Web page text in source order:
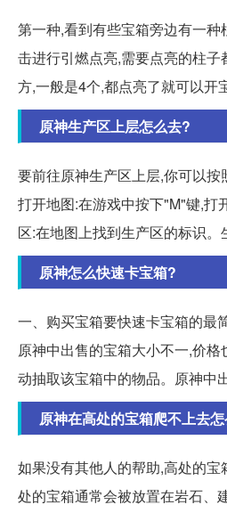
第一种,看到有些宝箱旁边有一
击进行引燃点亮,需要点亮的柱
方,一般是4个,都点亮了就可以开
原神生产区上层怎么去?
要前往原神生产区上层,你可以按
打开地图:在游戏中按下"M"键,打
区:在地图上找到生产区的标识。
原神怎么快速卡宝箱?
一、购买宝箱要快速卡宝箱的最
原神中出售的宝箱大小不一,价
动抽取该宝箱中的物品。原神中
原神在高处的宝箱爬不上去
如果没有其他人的帮助,高处的
处的宝箱通常会被放置在岩石、